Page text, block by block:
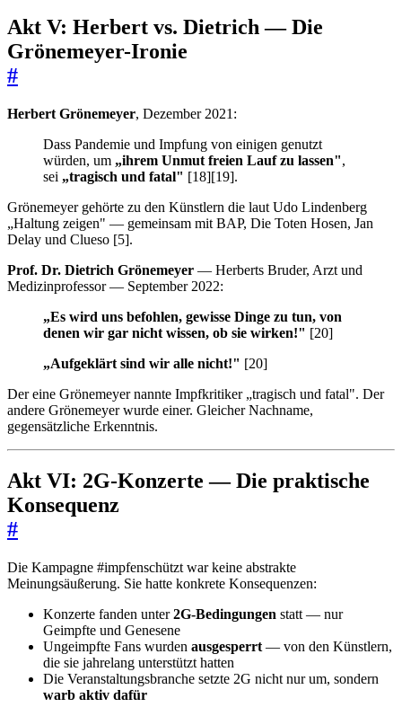
Akt V: Herbert vs. Dietrich — Die
Grönemeyer-Ironie
#
Herbert Grönemeyer, Dezember 2021:
Dass Pandemie und Impfung von einigen genutzt
würden, um „ihrem Unmut freien Lauf zu lassen",
sei „tragisch und fatal" [18][19].
Grönemeyer gehörte zu den Künstlern die laut Udo Lindenberg
„Haltung zeigen" — gemeinsam mit BAP, Die Toten Hosen, Jan
Delay und Clueso [5].
Prof. Dr. Dietrich Grönemeyer — Herberts Bruder, Arzt und
Medizinprofessor — September 2022:
„Es wird uns befohlen, gewisse Dinge zu tun, von
denen wir gar nicht wissen, ob sie wirken!" [20]
„Aufgeklärt sind wir alle nicht!" [20]
Der eine Grönemeyer nannte Impfkritiker „tragisch und fatal". Der
andere Grönemeyer wurde einer. Gleicher Nachname,
gegensätzliche Erkenntnis.
Akt VI: 2G-Konzerte — Die praktische
Konsequenz
#
Die Kampagne #impfenschützt war keine abstrakte
Meinungsäußerung. Sie hatte konkrete Konsequenzen:
Konzerte fanden unter2G-Bedingungen statt — nur
Geimpfte und Genesene
Ungeimpfte Fans wurden ausgesperrt — von den Künstlern,
die sie jahrelang unterstützt hatten
Die Veranstaltungsbranche setzte 2G nicht nur um, sondern
warb aktiv dafür